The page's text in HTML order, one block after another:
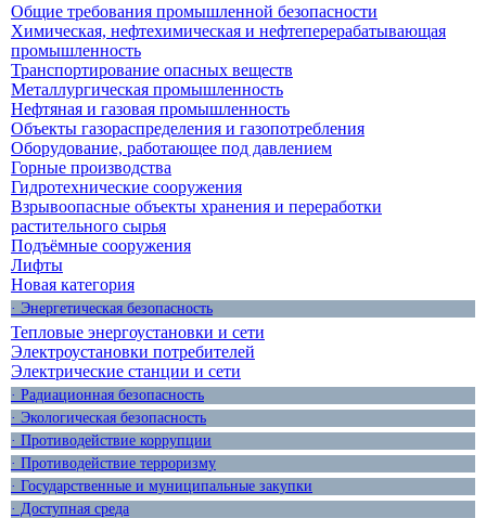
Общие требования промышленной безопасности
Химическая, нефтехимическая и нефтеперерабатывающая
промышленность
Транспортирование опасных веществ
Металлургическая промышленность
Нефтяная и газовая промышленность
Объекты газораспределения и газопотребления
Оборудование, работающее под давлением
Горные производства
Гидротехнические сооружения
Взрывоопасные объекты хранения и переработки
растительного сырья
Подъёмные сооружения
Лифты
Новая категория
· Энергетическая безопасность
Тепловые энергоустановки и сети
Электроустановки потребителей
Электрические станции и сети
· Радиационная безопасность
· Экологическая безопасность
· Противодействие коррупции
· Противодействие терроризму
· Государственные и муниципальные закупки
· Доступная среда